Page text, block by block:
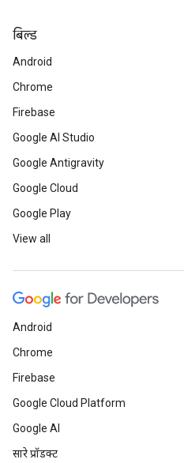
बिल्ड
Android
Chrome
Firebase
Google AI Studio
Google Antigravity
Google Cloud
Google Play
View all
Android
Chrome
Firebase
Google Cloud Platform
Google AI
सारे प्रॉडक्ट